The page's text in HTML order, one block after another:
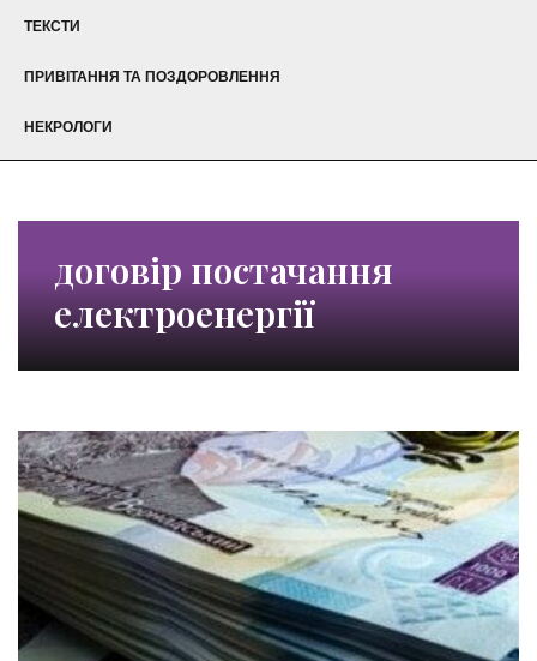
ТЕКСТИ
ПРИВІТАННЯ ТА ПОЗДОРОВЛЕННЯ
НЕКРОЛОГИ
договір постачання
електроенергії